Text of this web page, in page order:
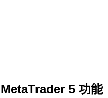
MetaTrader 5 功能